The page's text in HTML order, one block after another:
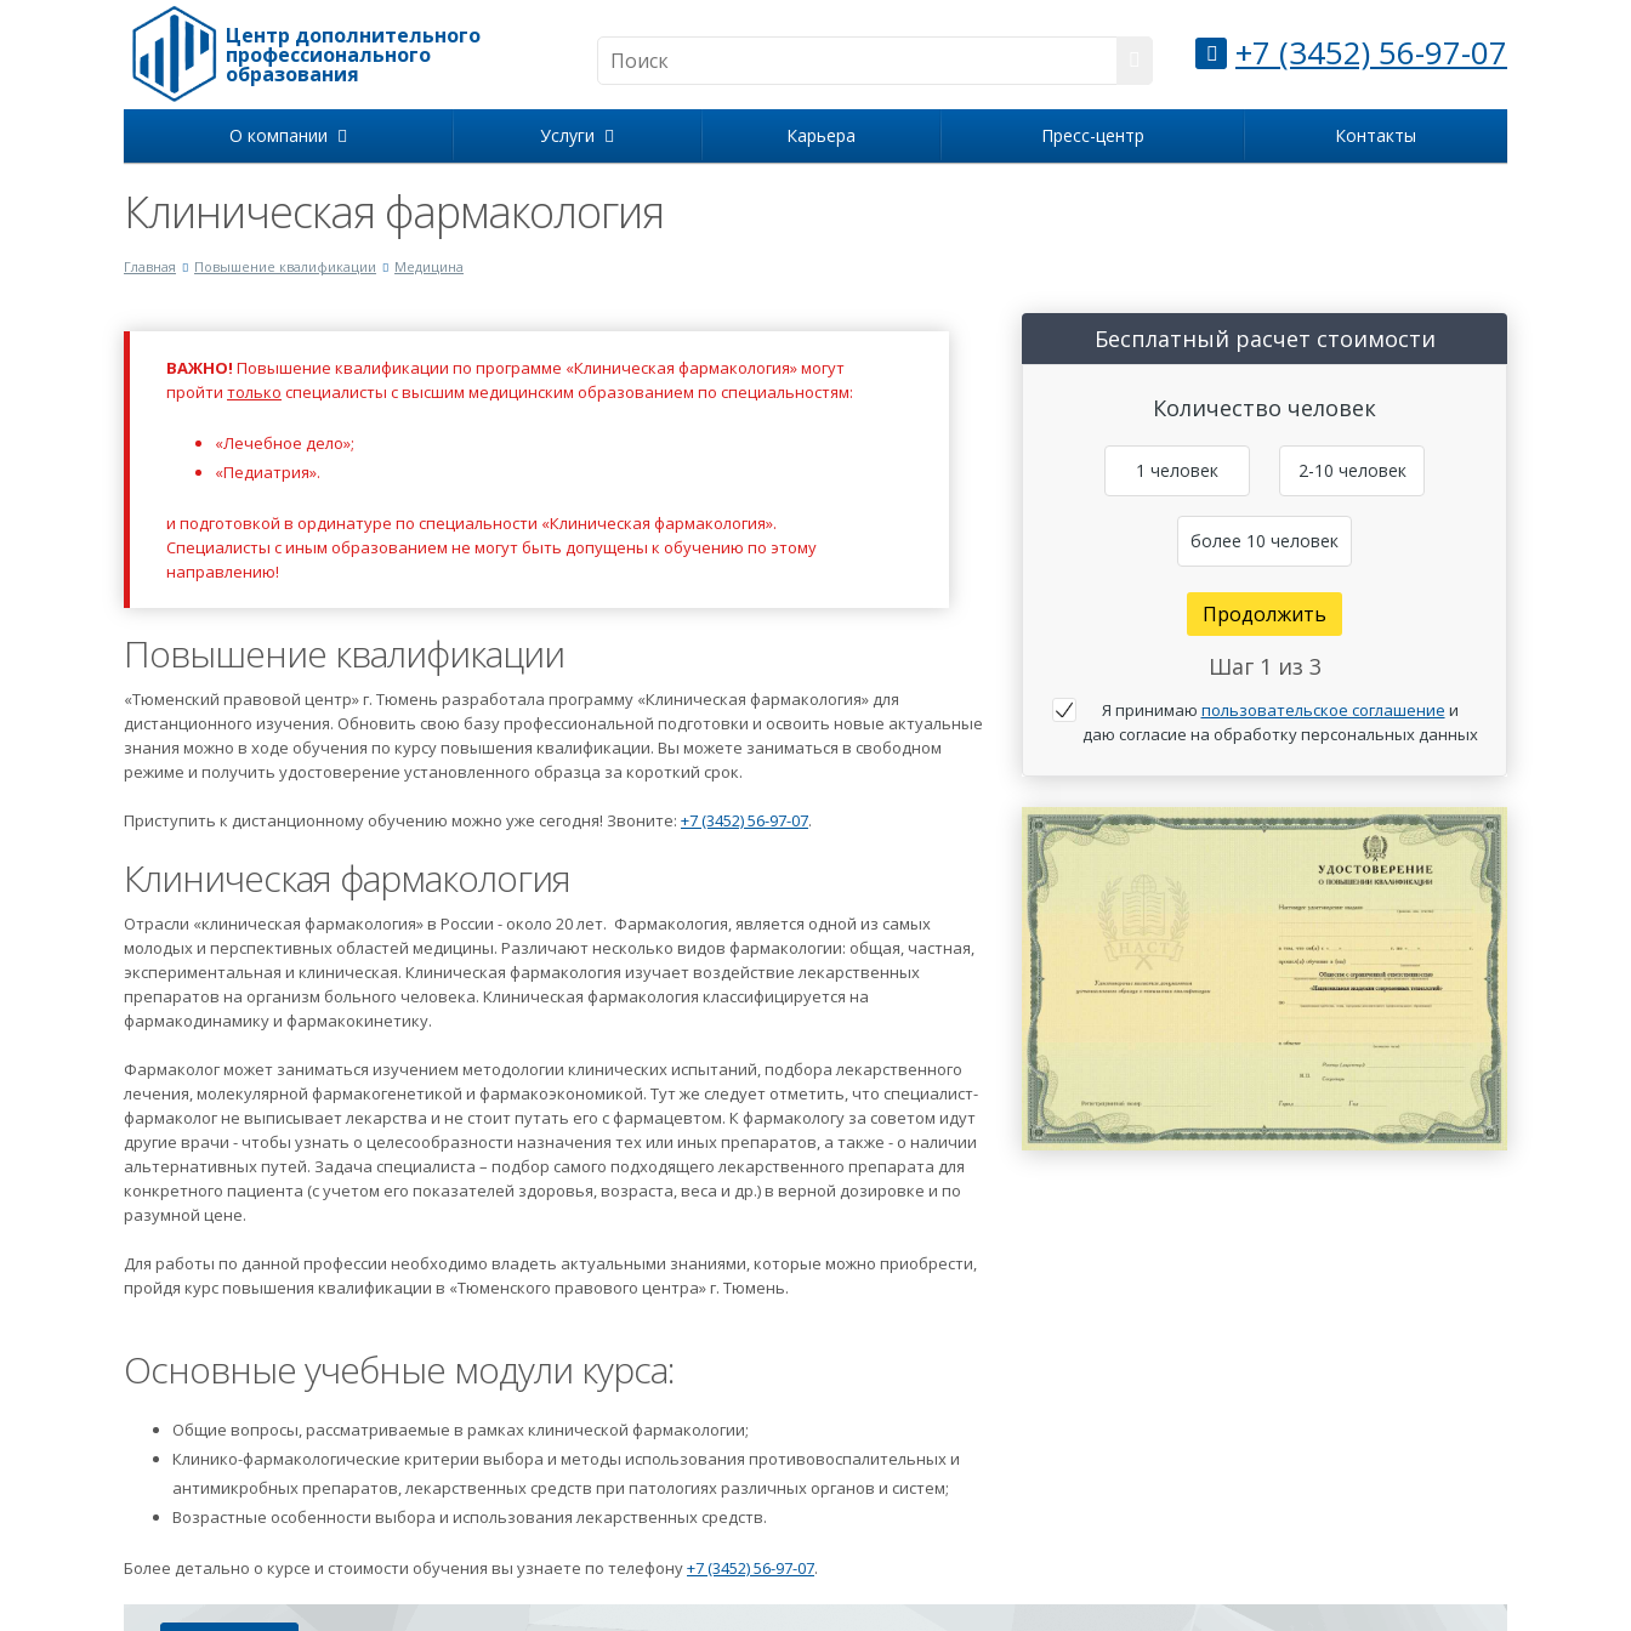
Центр дополнительного
профессионального
образования +7 (3452) 56-97-07
О компании Услуги Карьера Пресс-центр Контакты
Клиническая фармакология
Главная Повышение квалификации Медицина
Бесплатный расчет стоимости
Количество человек
1 человек 2-10 человек
более 10 человек
Продолжить
Шаг 1 из 3
Я принимаю пользовательское соглашение и
даю согласие на обработку персональных данных
ВАЖНО! Повышение квалификации по программе «Клиническая фармакология» могут
пройти только специалисты с высшим медицинским образованием по специальностям:
«Лечебное дело»;
«Педиатрия».
и подготовкой в ординатуре по специальности «Клиническая фармакология».
Специалисты с иным образованием не могут быть допущены к обучению по этому
направлению!
Повышение квалификации
«Тюменский правовой центр» г. Тюмень разработала программу «Клиническая фармакология» для
дистанционного изучения. Обновить свою базу профессиональной подготовки и освоить новые актуальные
знания можно в ходе обучения по курсу повышения квалификации. Вы можете заниматься в свободном
режиме и получить удостоверение установленного образца за короткий срок.
Приступить к дистанционному обучению можно уже сегодня! Звоните: +7 (3452) 56-97-07.
Клиническая фармакология
Отрасли «клиническая фармакология» в России - около 20 лет. Фармакология, является одной из самых
молодых и перспективных областей медицины. Различают несколько видов фармакологии: общая, частная,
экспериментальная и клиническая. Клиническая фармакология изучает воздействие лекарственных
препаратов на организм больного человека. Клиническая фармакология классифицируется на
фармакодинамику и фармакокинетику.
Фармаколог может заниматься изучением методологии клинических испытаний, подбора лекарственного
лечения, молекулярной фармакогенетикой и фармакоэкономикой. Тут же следует отметить, что специалист-
фармаколог не выписывает лекарства и не стоит путать его с фармацевтом. К фармакологу за советом идут
другие врачи - чтобы узнать о целесообразности назначения тех или иных препаратов, а также - о наличии
альтернативных путей. Задача специалиста – подбор самого подходящего лекарственного препарата для
конкретного пациента (с учетом его показателей здоровья, возраста, веса и др.) в верной дозировке и по
разумной цене.
Для работы по данной профессии необходимо владеть актуальными знаниями, которые можно приобрести,
пройдя курс повышения квалификации в «Тюменского правового центра» г. Тюмень.
Основные учебные модули курса:
Общие вопросы, рассматриваемые в рамках клинической фармакологии;
Клинико-фармакологические критерии выбора и методы использования противовоспалительных и
антимикробных препаратов, лекарственных средств при патологиях различных органов и систем;
Возрастные особенности выбора и использования лекарственных средств.
Более детально о курсе и стоимости обучения вы узнаете по телефону+7 (3452) 56-97-07.